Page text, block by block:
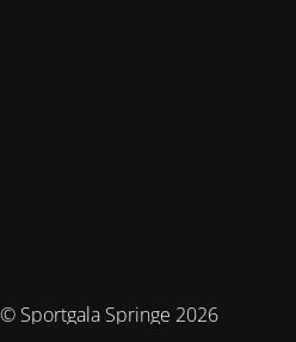
© Sportgala Springe 2026